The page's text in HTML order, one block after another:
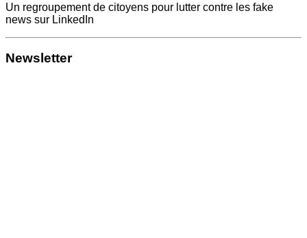
Un regroupement de citoyens pour lutter contre les fake
news sur LinkedIn
Newsletter